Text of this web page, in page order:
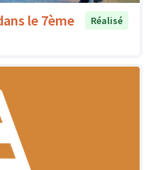
le 7ème
Réalisé